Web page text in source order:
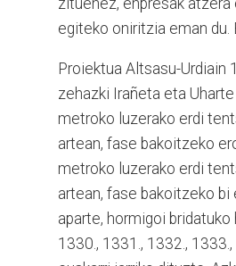
egiteko oniritzia eman du.
Proiektua Altsasu-Urdiain
zehazki Irañeta eta
metroko luzerako erdi
artean, fase bakoitzeko
metroko luzerako erdi
artean, fase bakoitzeko
aparte, hormigoi
1330., 1331., 1332.,